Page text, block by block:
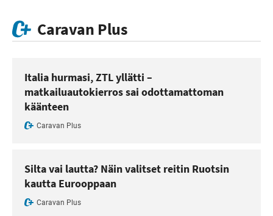
Caravan Plus
Italia hurmasi, ZTL yllätti –
matkailuautokierros sai odottamattoman
käänteen
Caravan Plus
Silta vai lautta? Näin valitset reitin Ruotsin
kautta Eurooppaan
Caravan Plus